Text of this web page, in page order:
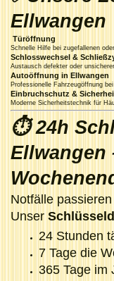
Ellwangen
Türöffnung
Schnelle Hilfe bei zugefallenen
Schlosswechsel &
Austausch defekter oder
Autoöffnung in Ellwangen
Professionelle Fahrzeugöffnung
Einbruchschutz &
Moderne Sicherheitstechnik für
⏱ 24h
Ellwangen
Notfälle
Unser
24 Stunden
7 Tage die
365 Tage im